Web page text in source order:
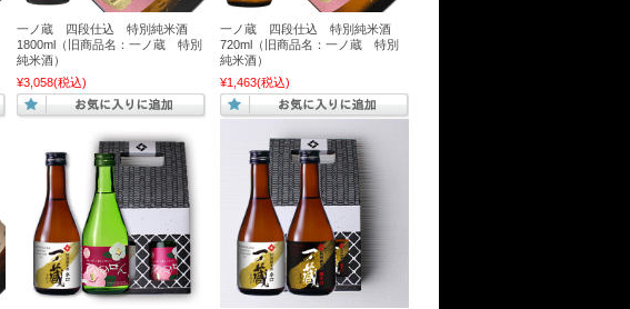
一ノ蔵 四段仕込 特別純米酒
1800ml（旧商品名：一ノ蔵 特別
純米酒）
¥3,058(税込)
一ノ蔵 四段仕込 特別純米酒
720ml（旧商品名：一ノ蔵 特別
純米酒）
¥1,463(税込)